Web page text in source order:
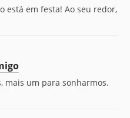
está em festa! Ao seu redor,
mais um para sonharmos.